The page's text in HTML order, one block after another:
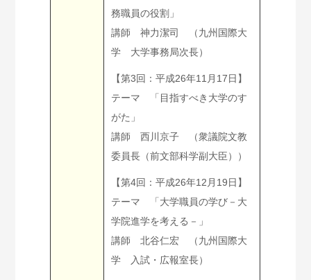
務職員の役割」
講師 神力潔司 （九州国際大
学 大学事務局次長）
【第3回：平成26年11月17日】
テーマ 「目指すべき大学のす
がた」
講師 西川京子 （衆議院文教
委員長（前文部科学副大臣））
【第4回：平成26年12月19日】
テーマ 「大学職員の学び－大
学院進学を考える－」
講師 北谷仁宏 （九州国際大
学 入試・広報室長）